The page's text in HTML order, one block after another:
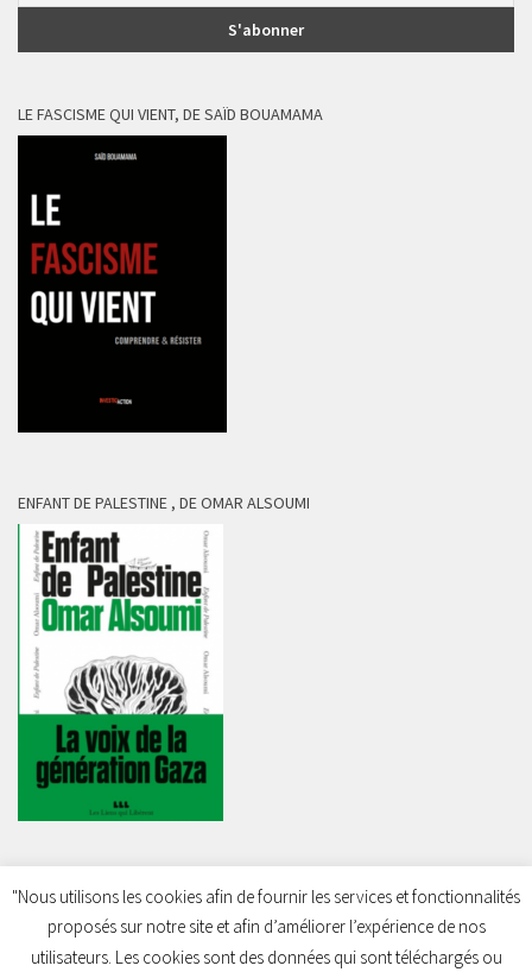
LE FASCISME QUI VIENT, DE SAÏD BOUAMAMA
ENFANT DE PALESTINE , DE OMAR ALSOUMI
Charleroi Pour la Palestine © 2026. Tous droits réservés.
"Nous utilisons les cookies afin de fournir les services et fonctionnalités
proposés sur notre site et afin d’améliorer l’expérience de nos
utilisateurs. Les cookies sont des données qui sont téléchargés ou